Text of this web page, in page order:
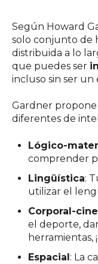
Según Howard
solo conjunto de
distribuida a lo
que puedes ser
incluso sin ser un
Gardner
diferentes de
Lógico-
comprender
Lingüística:
utilizar el
Corporal-
el deporte,
herramientas,
Espacial : La